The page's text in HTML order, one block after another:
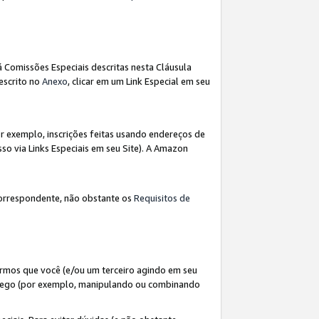
Comissões Especiais descritas nesta Cláusula
no Anexo, clicar em um Link Especial em seu
inscrições feitas usando endereços de
via Links Especiais em seu Site). A Amazon
não obstante os Requisitos de
que você (e/ou um terceiro agindo em seu
(por exemplo, manipulando ou combinando